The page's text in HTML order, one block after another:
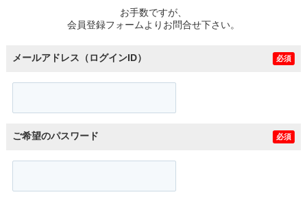
お手数ですが、
会員登録フォームよりお問合せ下さい。
メールアドレス（ログインID） 必須
ご希望のパスワード 必須